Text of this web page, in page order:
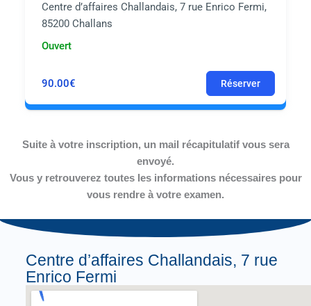
Centre d’affaires Challandais, 7 rue Enrico Fermi,
85200 Challans
Ouvert
90.00€ Réserver
Suite à votre inscription, un mail récapitulatif vous sera
envoyé.
Vous y retrouverez toutes les informations nécessaires pour
vous rendre à votre examen.
Centre d’affaires Challandais, 7 rue
Enrico Fermi